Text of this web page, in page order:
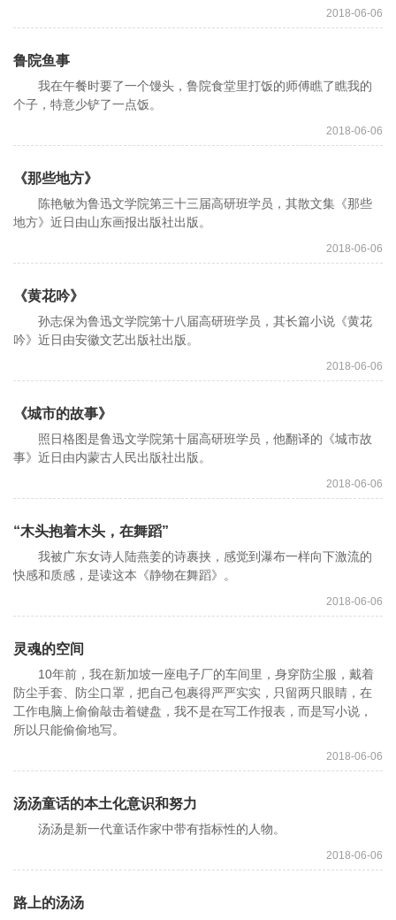
2018-06-06
鲁院鱼事
我在午餐时要了一个馒头，鲁院食堂里打饭的师傅瞧了瞧我的
个子，特意少铲了一点饭。
2018-06-06
《那些地方》
陈艳敏为鲁迅文学院第三十三届高研班学员，其散文集《那些
地方》近日由山东画报出版社出版。
2018-06-06
《黄花吟》
孙志保为鲁迅文学院第十八届高研班学员，其长篇小说《黄花
吟》近日由安徽文艺出版社出版。
2018-06-06
《城市的故事》
照日格图是鲁迅文学院第十届高研班学员，他翻译的《城市故
事》近日由内蒙古人民出版社出版。
2018-06-06
“木头抱着木头，在舞蹈”
我被广东女诗人陆燕姜的诗裹挟，感觉到瀑布一样向下激流的
快感和质感，是读这本《静物在舞蹈》。
2018-06-06
灵魂的空间
10年前，我在新加坡一座电子厂的车间里，身穿防尘服，戴着
防尘手套、防尘口罩，把自己包裹得严严实实，只留两只眼睛，在
工作电脑上偷偷敲击着键盘，我不是在写工作报表，而是写小说，
所以只能偷偷地写。
2018-06-06
汤汤童话的本土化意识和努力
汤汤是新一代童话作家中带有指标性的人物。
2018-06-06
路上的汤汤